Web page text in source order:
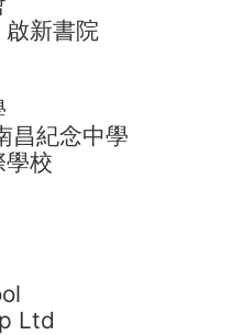
新書院
昌紀念中學
學校
Ltd